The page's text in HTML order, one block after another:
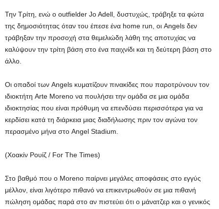
Την Τρίτη, ενώ ο outfielder Jo Adell, δυστυχώς, τράβηξε τα φώτα
της δημοσιότητας όταν του έπεσε ένα home run, οι Angels δεν
τράβηξαν την προσοχή στα θεμελιώδη λάθη της αποτυχίας να
καλύψουν την τρίτη βάση στο ένα παιχνίδι και τη δεύτερη βάση στο
άλλο.
Οι οπαδοί των Angels κυματίζουν πινακίδες που παροτρύνουν τον
ιδιοκτήτη Arte Moreno να πουλήσει την ομάδα σε μια ομάδα
ιδιοκτησίας που είναι πρόθυμη να επενδύσει περισσότερα για να
κερδίσει κατά τη διάρκεια μιας διαδήλωσης πριν τον αγώνα τον
περασμένο μήνα στο Angel Stadium.
(Χοακίν Ρουίζ / For The Times)
Στο βαθμό που ο Moreno παίρνει μεγάλες αποφάσεις στο εγγύς
μέλλον, είναι λιγότερο πιθανό να επικεντρωθούν σε μια πιθανή
πώληση ομάδας παρά στο αν πιστεύει ότι ο μάνατζερ και ο γενικός